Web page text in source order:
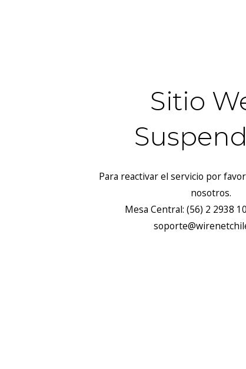
Sitio
Para reactivar el servicio por
nosotros.
Mesa Central: (56) 2 2938